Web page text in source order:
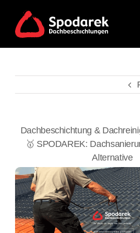
content
Dachbeschichtung &
🥇 SPODAREK:
Alternative